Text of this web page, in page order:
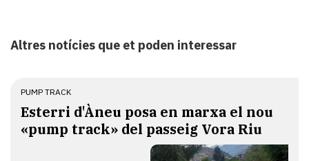
Altres notícies que et poden interessar
PUMP TRACK
Esterri d'Àneu posa en marxa el nou
«pump track» del passeig Vora Riu